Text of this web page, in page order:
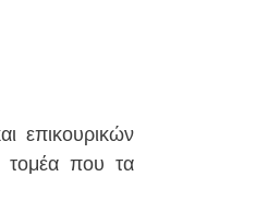
επικουρικών
τομέα που τα